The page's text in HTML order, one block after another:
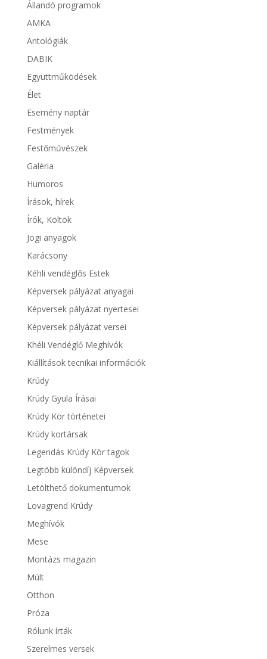
Állandó programok
AMKA
Antológiák
DABIK
Együttműködések
Élet
Esemény naptár
Festmények
Festőművészek
Galéria
Humoros
Írások, hírek
Írók, Költök
Jogi anyagok
Karácsony
Kéhli vendéglős Estek
Képversek pályázat anyagai
Képversek pályázat nyertesei
Képversek pályázat versei
Khéli Vendéglő Meghívók
Kiállítások tecnikai információk
Krúdy
Krúdy Gyula Írásai
Krúdy Kör történetei
Krúdy kortársak
Legendás Krúdy Kör tagok
Legtöbb különdíj Képversek
Letölthető dokumentumok
Lovagrend Krúdy
Meghívók
Mese
Montázs magazin
Múlt
Otthon
Próza
Rólunk írták
Szerelmes versek